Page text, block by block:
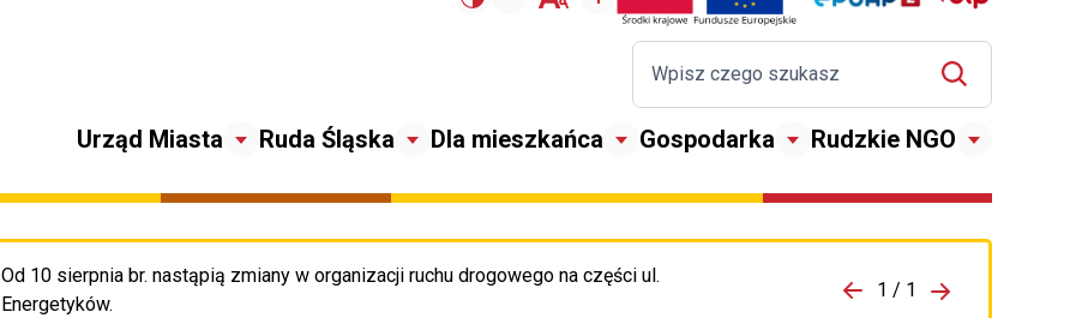
Urząd Miasta Ruda Śląska Dla mieszkańca Gospodarka Rudzkie NGO
Od 10 sierpnia br. nastąpią zmiany w organizacji ruchu drogowego na części ul.
Energetyków.
Przejdź do porzpedniego komunikatu 1 / 1
Przejdź do